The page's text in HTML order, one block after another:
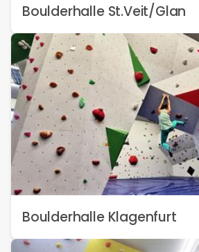
Boulderhalle St.Veit/Glan
Boulderhalle Klagenfurt